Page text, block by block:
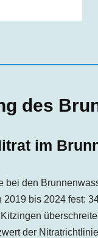
des
im
bei den
bis 2024 fest:
der